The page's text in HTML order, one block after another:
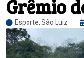
Grêmio
Esporte, São Luiz